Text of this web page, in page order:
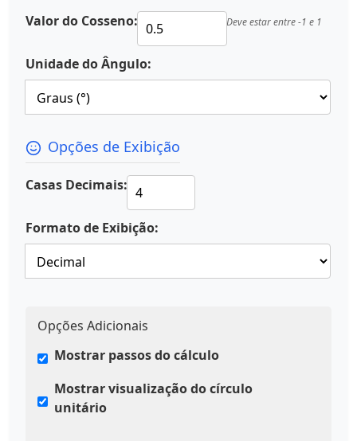
Valor do Cosseno: Deve estar entre -1 e 1
Unidade do Ângulo:
Opções de Exibição
Casas Decimais:
Formato de Exibição:
Opções Adicionais
Mostrar passos do cálculo
Mostrar visualização do círculo
unitário